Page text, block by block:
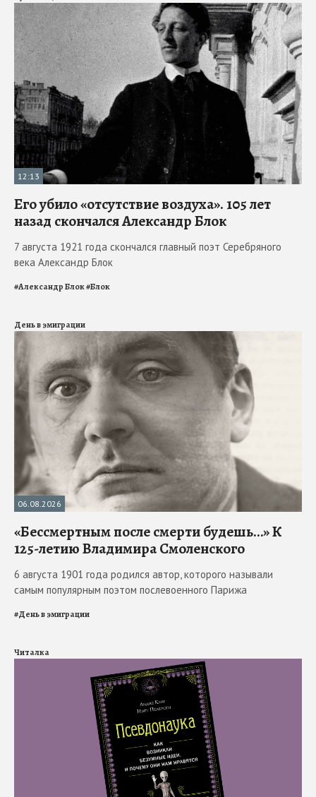
12:13
Его убило «отсутствие воздуха». 105 лет
назад скончался Александр Блок
7 августа 1921 года скончался главный поэт Серебряного
века Александр Блок
#Александр Блок#Блок
День в эмиграции
06.08.2026
«Бессмертным после смерти будешь…» К
125-летию Владимира Смоленского
6 августа 1901 года родился автор, которого называли
самым популярным поэтом послевоенного Парижа
#День в эмиграции
Читалка